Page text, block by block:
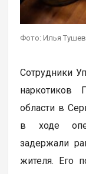
Фото: Илья
Сотрудники
области в
в ходе
задержали
жителя. Его